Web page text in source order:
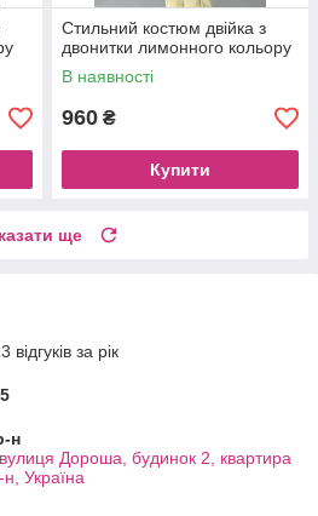
Стильний костюм двійка з
двонитки лимонного кольору
В наявності
960 ₴
Купити
ще
за рік
н
Дороша, будинок 2, квартира
Україна